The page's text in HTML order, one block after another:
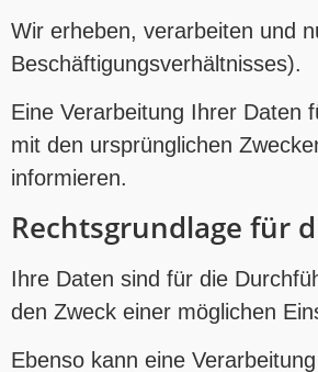
Wir erheben, verarbeiten und
Beschäftigungsverhältnisses).
Eine Verarbeitung Ihrer Daten
mit den ursprünglichen
informieren.
Rechtsgrundlage für
Ihre Daten sind für die
den Zweck einer möglichen
Ebenso kann eine